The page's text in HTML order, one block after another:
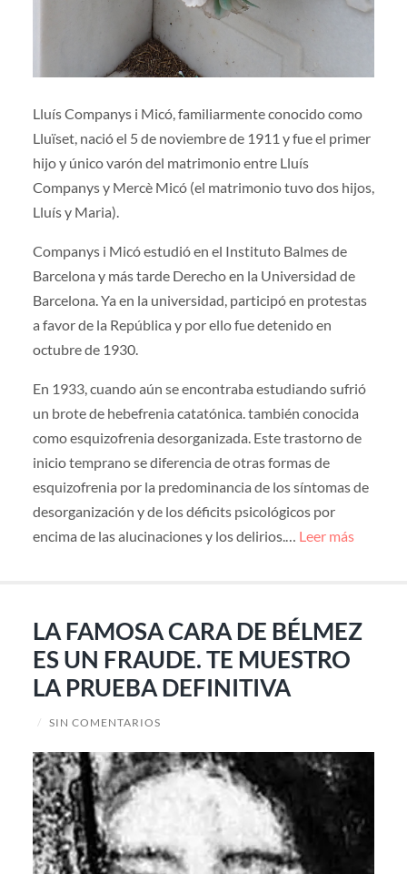
Lluís Companys i Micó, familiarmente conocido como
Lluïset, nació el 5 de noviembre de 1911 y fue el primer
hijo y único varón del matrimonio entre Lluís
Companys y Mercè Micó (el matrimonio tuvo dos hijos,
Lluís y Maria).
Companys i Micó estudió en el Instituto Balmes de
Barcelona y más tarde Derecho en la Universidad de
Barcelona. Ya en la universidad, participó en protestas
a favor de la República y por ello fue detenido en
octubre de 1930.
En 1933, cuando aún se encontraba estudiando sufrió
un brote de hebefrenia catatónica. también conocida
como esquizofrenia desorganizada. Este trastorno de
inicio temprano se diferencia de otras formas de
esquizofrenia por la predominancia de los síntomas de
desorganización y de los déficits psicológicos por
encima de las alucinaciones y los delirios.… Leer más
LA FAMOSA CARA DE BÉLMEZ
ES UN FRAUDE. TE MUESTRO
LA PRUEBA DEFINITIVA
/ SIN COMENTARIOS